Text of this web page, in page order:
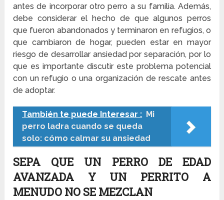
antes de incorporar otro perro a su familia. Además,
debe considerar el hecho de que algunos perros
que fueron abandonados y terminaron en refugios, o
que cambiaron de hogar, pueden estar en mayor
riesgo de desarrollar ansiedad por separación, por lo
que es importante discutir este problema potencial
con un refugio o una organización de rescate antes
de adoptar.
También te puede Interesar : Mi
perro ladra cuando se queda
solo: cómo calmar su ansiedad
SEPA QUE UN PERRO DE EDAD
AVANZADA Y UN PERRITO A
MENUDO NO SE MEZCLAN